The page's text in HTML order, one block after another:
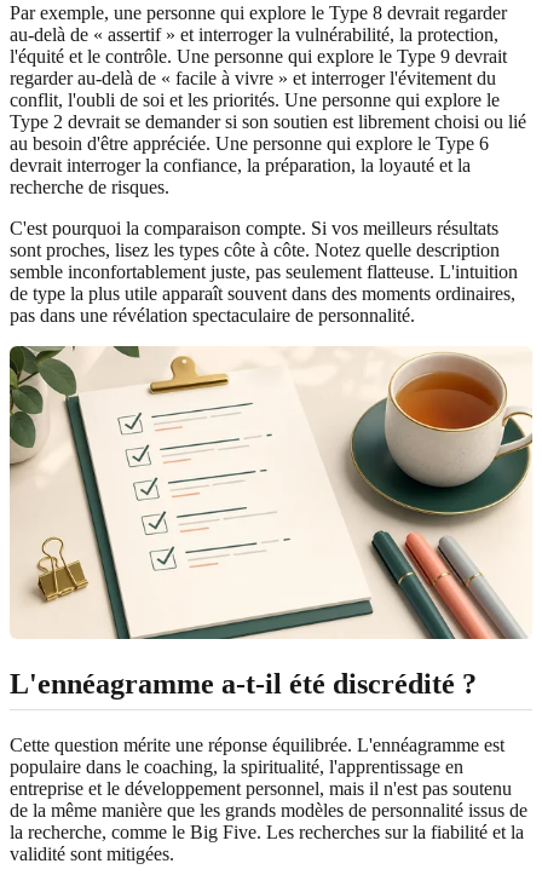
Par exemple, une personne qui explore le Type 8 devrait regarder
au-delà de « assertif » et interroger la vulnérabilité, la protection,
l'équité et le contrôle. Une personne qui explore le Type 9 devrait
regarder au-delà de « facile à vivre » et interroger l'évitement du
conflit, l'oubli de soi et les priorités. Une personne qui explore le
Type 2 devrait se demander si son soutien est librement choisi ou lié
au besoin d'être appréciée. Une personne qui explore le Type 6
devrait interroger la confiance, la préparation, la loyauté et la
recherche de risques.
C'est pourquoi la comparaison compte. Si vos meilleurs résultats
sont proches, lisez les types côte à côte. Notez quelle description
semble inconfortablement juste, pas seulement flatteuse. L'intuition
de type la plus utile apparaît souvent dans des moments ordinaires,
pas dans une révélation spectaculaire de personnalité.
L'ennéagramme a-t-il été discrédité ?
Cette question mérite une réponse équilibrée. L'ennéagramme est
populaire dans le coaching, la spiritualité, l'apprentissage en
entreprise et le développement personnel, mais il n'est pas soutenu
de la même manière que les grands modèles de personnalité issus de
la recherche, comme le Big Five. Les recherches sur la fiabilité et la
validité sont mitigées.